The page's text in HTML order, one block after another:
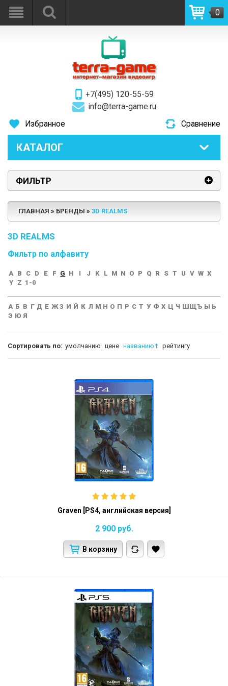
+7(495) 120-55-59
info@terra-game.ru
0
Избранное Сравнение
КАТАЛОГ
ФИЛЬТР
ГЛАВНАЯ БРЕНДЫ 3D REALMS
3D REALMS
Фильтр по алфавиту
A B C D E F G H I J K L M N O P Q R S T U V W X
Y
Z 1-0
А Б В Г Д Е ЖЗ И Й К Л М Н О П Р С Т У Ф Х Ц Ч ШЩЪ Ы Ь
Э Ю Я
Сортировать по: умолчанию цене названию рейтингу
Graven [PS4, английская версия]
2 900 руб.
В корзину